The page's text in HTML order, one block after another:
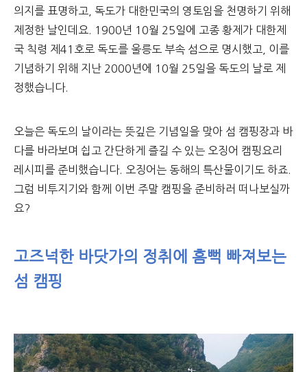
의지를 표명하고, 독도가 대한민국의 영토임을 천명하기 위해
제정한 날인데요. 1900년 10월 25일에 고종 황제가 대한제
국 칙령 제41호로 독도를 울릉도 부속 섬으로 명시했고, 이를
기념하기 위해 지난 2000년에 10월 25일을 독도의 날로 제
정했습니다.
오늘은 독도의 날이라는 뜻깊은 기념일을 맞아 섬 캠핑장과 바
다를 바라보며 쉽고 간단하게 즐길 수 있는 오징어 캠핑요리
레시피를 준비했습니다. 오징어는 동해의 특산물이기도 하죠.
그럼 비투지기와 함께 이번 주말 캠핑을 준비하러 떠나보실까
요?
고즈넉한 바닷가의 정취에 흠뻑 빠져보는
섬 캠핑